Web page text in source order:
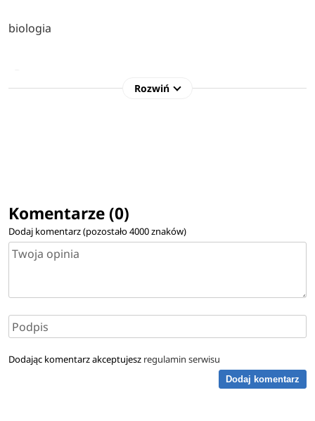
biologia
edukacja artystyczna w zakresie sztuki muzycznej
F
filologia angielska
filologia germańska
Rozwiń
Komentarze (0)
Dodaj komentarz (pozostało4000znaków)
Dodając komentarz akceptujesz regulamin serwisu
Dodaj komentarz